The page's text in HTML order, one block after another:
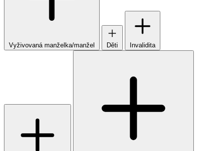
Vyživovaná manželka/manžel Děti Invalidita